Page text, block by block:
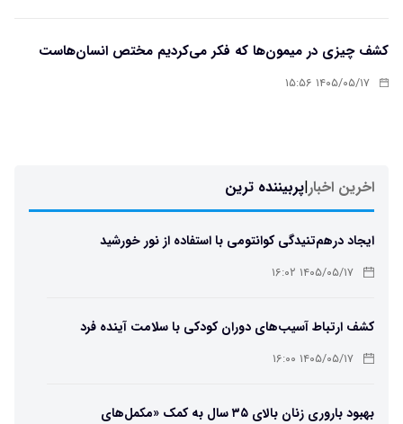
کشف چیزی در میمون‌ها که فکر می‌کردیم مختص انسان‌هاست
۱۴۰۵/۰۵/۱۷ ۱۵:۵۶
اخرین اخبار|پربیننده ترین
ایجاد درهم‌تنیدگی کوانتومی با استفاده از نور خورشید
۱۴۰۵/۰۵/۱۷ ۱۶:۰۲
کشف ارتباط آسیب‌های دوران کودکی با سلامت آینده فرد
۱۴۰۵/۰۵/۱۷ ۱۶:۰۰
بهبود باروری زنان بالای ۳۵ سال به کمک «مکمل‌های